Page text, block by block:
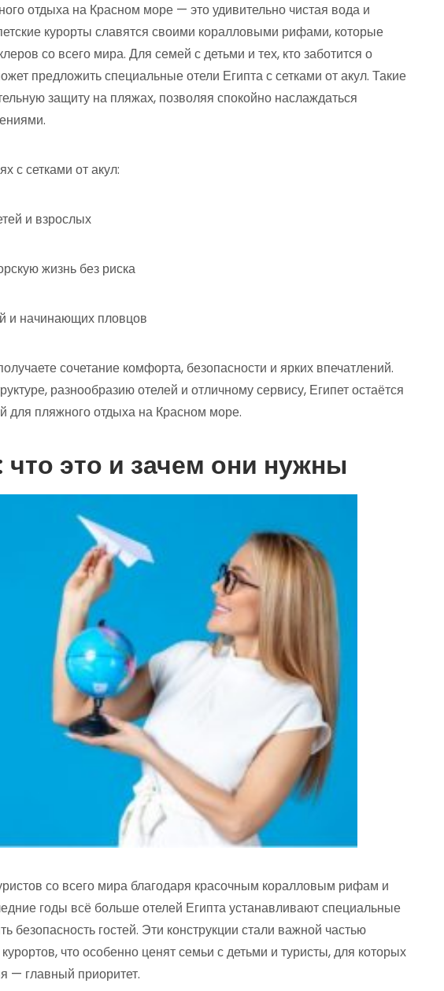
отдыха на Красном море — это удивительно чистая вода и
курорты славятся своими коралловыми рифами, которые
со всего мира. Для семей с детьми и тех, кто заботится о
предложить специальные отели Египта с сетками от акул. Такие
защиту на пляжах, позволяя спокойно наслаждаться
с сетками от акул:
и взрослых
жизнь без риска
и начинающих пловцов
сочетание комфорта, безопасности и ярких впечатлений.
разнообразию отелей и отличному сервису, Египет остаётся
для пляжного отдыха на Красном море.
что это и зачем они нужны
со всего мира благодаря красочным коралловым рифам и
годы всё больше отелей Египта устанавливают специальные
безопасность гостей. Эти конструкции стали важной частью
что особенно ценят семьи с детьми и туристы, для которых
— главный приоритет.